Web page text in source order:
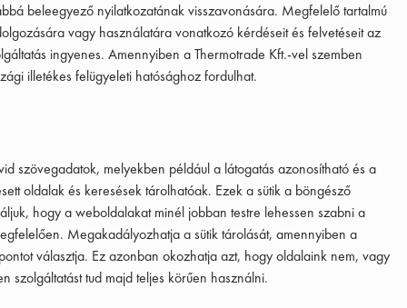
beleegyező nyilatkozatának visszavonására. Megfelelő tartalmú
vagy használatára vonatkozó kérdéseit és felvetéseit az
ingyenes. Amennyiben a Thermotrade Kft.-vel szemben
illetékes felügyeleti hatósághoz fordulhat.
szövegadatok, melyekben például a látogatás azonosítható és a
oldalak és keresések tárolhatóak. Ezek a sütik a böngésző
hogy a weboldalakat minél jobban testre lehessen szabni a
Megakadályozhatja a sütik tárolását, amennyiben a
választja. Ez azonban okozhatja azt, hogy oldalaink nem, vagy
szolgáltatást tud majd teljes körűen használni.